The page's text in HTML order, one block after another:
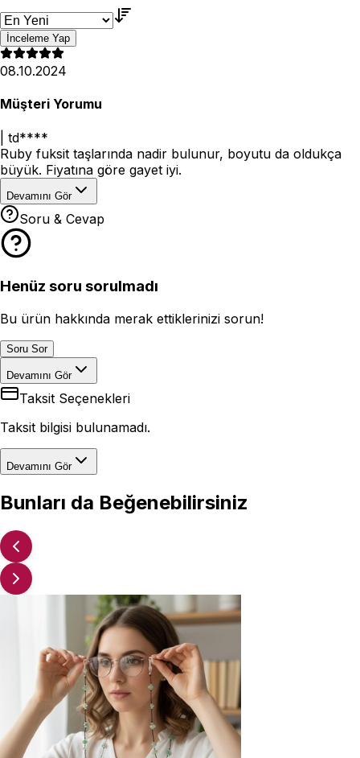
İnceleme Yap
08.10.2024
Müşteri Yorumu
td****
Ruby fuksit taşlarında nadir bulunur, boyutu da oldukça
büyük. Fiyatına göre gayet iyi.
Devamını Gör
Soru & Cevap
Henüz soru sorulmadı
Bu ürün hakkında merak ettiklerinizi sorun!
Soru Sor
Devamını Gör
Taksit Seçenekleri
Taksit bilgisi bulunamadı.
Devamını Gör
Bunları da Beğenebilirsiniz